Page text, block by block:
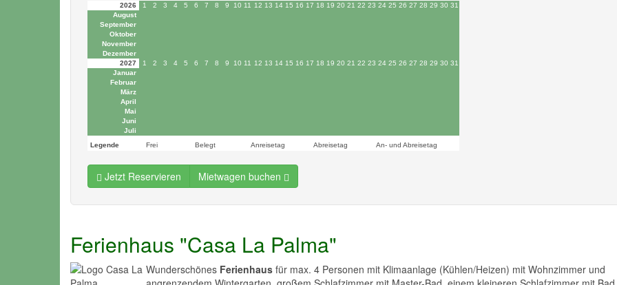
2026 1 2 3 4 5 6 7 8 9 10 11 12 13 14 15 16 17 18 19 20 21 22 23 24 25 26 27 28 29 30 31
August
September
Oktober
November
Dezember
2027
1 2 3 4 5 6 7 8 9 10 11 12 13 14 15 16 17 18 19 20 21 22 23 24 25 26 27 28 29 30 31
Januar
Februar
März
April
Mai
Juni
Juli
Legende
Frei Belegt Anreisetag Abreisetag An- und Abreisetag
Jetzt Reservieren Mietwagen buchen
Ferienhaus "Casa La Palma"
Wunderschönes Ferienhaus für max. 4 Personen mit Klimaanlage (Kühlen/Heizen) mit Wohnzimmer und